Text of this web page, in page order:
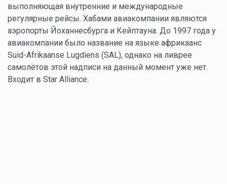
выполняющая внутренние и международные
регулярные рейсы. Хабами авиакомпании являются
аэропорты Йоханнесбурга и Кейптауна. До 1997 года у
авиакомпании было название на языке африкаанс
Suid-Afrikaanse Lugdiens (SAL), однако на ливрее
самолётов этой надписи на данный момент уже нет.
Входит в Star Alliance.